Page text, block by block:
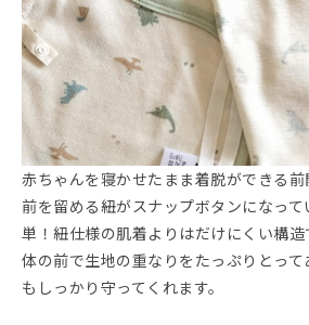
赤ちゃんを寝かせたまま着脱ができる前
前を留める紐がスナップボタンになっ
単！紐仕様の肌着よりはだけにくい構造
体の前で生地の重なりをたっぷりとっ
もしっかり守ってくれます。